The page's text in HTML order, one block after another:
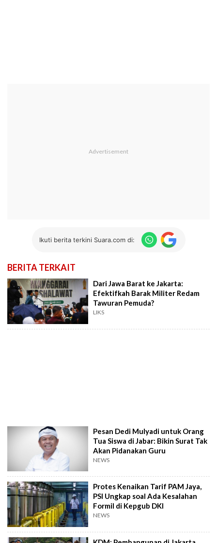
Ikuti berita terkini Suara.com di:
BERITA TERKAIT
Dari Jawa Barat ke Jakarta:
Efektifkah Barak Militer Redam
Tawuran Pemuda?
LIKS
Pesan Dedi Mulyadi untuk Orang
Tua Siswa di Jabar: Bikin Surat Tak
Akan Pidanakan Guru
NEWS
Protes Kenaikan Tarif PAM Jaya,
PSI Ungkap soal Ada Kesalahan
Formil di Kepgub DKI
NEWS